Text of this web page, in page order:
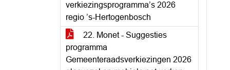
verkiezingsprogramma’s 2026
regio ’s-Hertogenbosch
22. Monet - Suggesties
programma
Gemeenteraadsverkiezingen 2026